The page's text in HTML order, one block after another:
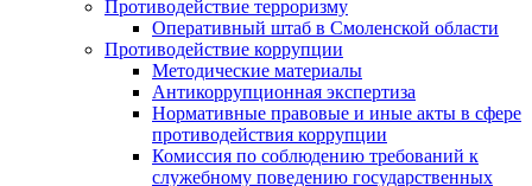
Противодействие терроризму
Оперативный штаб в Смоленской области
Противодействие коррупции
Методические материалы
Антикоррупционная экспертиза
Нормативные правовые и иные акты в сфере
противодействия коррупции
Комиссия по соблюдению требований к
служебному поведению государственных